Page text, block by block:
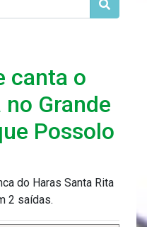
canta o
Grande
Possolo
do Haras Santa Rita
2 saídas.